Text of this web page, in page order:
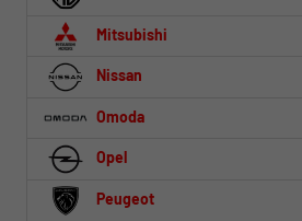
Mitsubishi
Nissan
Omoda
Opel
Peugeot